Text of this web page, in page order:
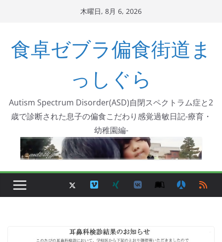
木曜日, 8月 6, 2026
食卓ゼブラ偏食街道ま
っしぐら
Autism Spectrum Disorder(ASD)自閉スペクトラム症と2
歳で診断された息子の偏食こだわり感覚過敏日記-療育・
幼稚園編-